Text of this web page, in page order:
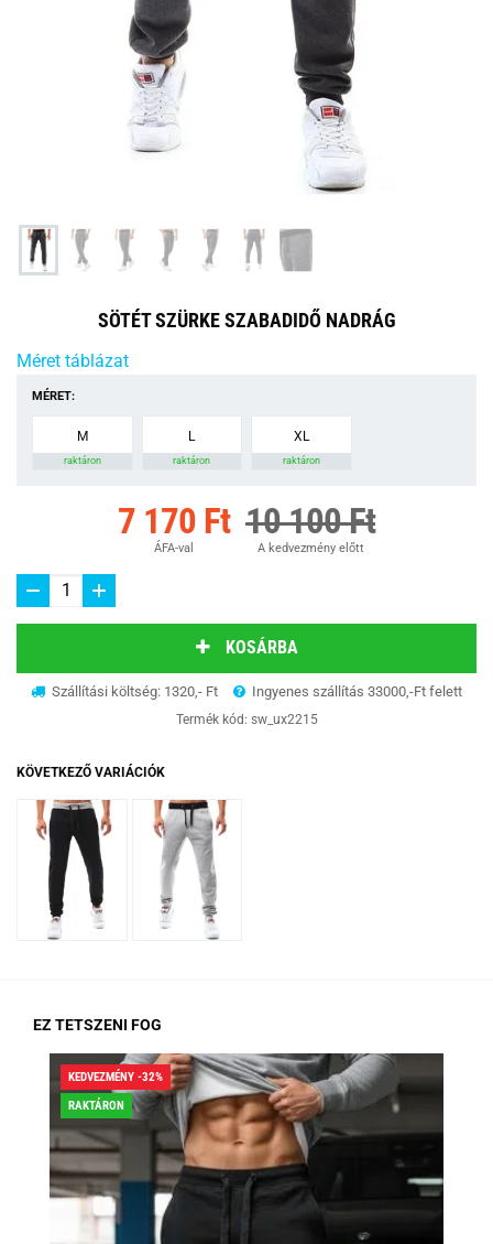
SÖTÉT SZÜRKE SZABADIDŐ NADRÁG
Méret táblázat
MÉRET:
M
raktáron
L
raktáron
XL
raktáron
7 170 Ft
ÁFA-val
10 100 Ft
A kedvezmény előtt
KOSÁRBA
Szállítási költség: 1320,- Ft Ingyenes szállítás 33000,-Ft felett
Termék kód: sw_ux2215
KÖVETKEZŐ VARIÁCIÓK
EZ TETSZENI FOG
KEDVEZMÉNY -32%
RAKTÁRON